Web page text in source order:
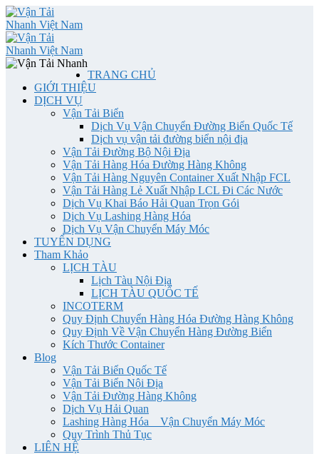
TRANG CHỦ
GIỚI THIỆU
DỊCH VỤ
Vận Tải Biển
Dịch Vụ Vận Chuyển Đường Biển Quốc Tế
Dịch vụ vận tải đường biển nội địa
Vận Tải Đường Bộ Nội Địa
Vận Tải Hàng Hóa Đường Hàng Không
Vận Tải Hàng Nguyên Container Xuất Nhập FCL
Vận Tải Hàng Lẻ Xuất Nhập LCL Đi Các Nước
Dịch Vụ Khai Báo Hải Quan Trọn Gói
Dịch Vụ Lashing Hàng Hóa
Dịch Vụ Vận Chuyển Máy Móc
TUYỂN DỤNG
Tham Khảo
LỊCH TÀU
Lịch Tàu Nội Địa
LỊCH TÀU QUỐC TẾ
INCOTERM
Quy Định Chuyển Hàng Hóa Đường Hàng Không
Quy Định Về Vận Chuyển Hàng Đường Biển
Kích Thước Container
Blog
Vận Tải Biển Quốc Tế
Vận Tải Biển Nội Địa
Vận Tải Đường Hàng Không
Dịch Vụ Hải Quan
Lashing Hàng Hóa _ Vận Chuyển Máy Móc
Quy Trình Thủ Tục
LIÊN HỆ